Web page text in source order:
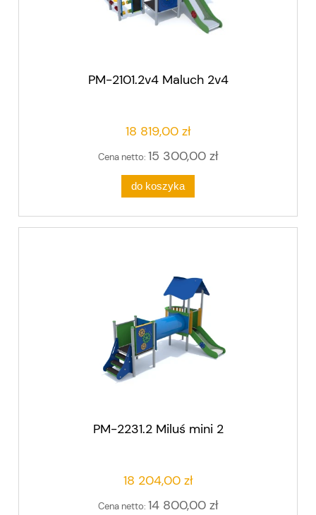
PM-2101.2v4 Maluch 2v4
18 819,00 zł
Cena netto: 15 300,00 zł
do koszyka
PM-2231.2 Miluś mini 2
18 204,00 zł
Cena netto: 14 800,00 zł